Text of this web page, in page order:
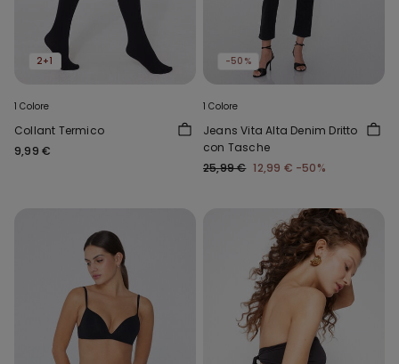
2+1
1 Colore
Collant Termico
9,99 €
-50%
1 Colore
Jeans Vita Alta Denim Dritto
con Tasche
25,99 € 12,99 € -50%